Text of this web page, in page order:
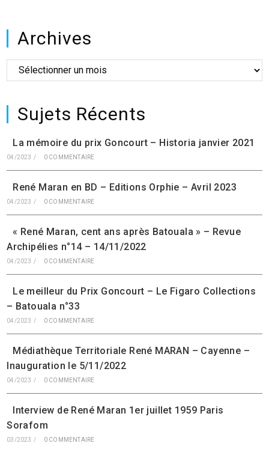
Archives
Sujets Récents
La mémoire du prix Goncourt – Historia janvier 2021
04/2023 / 0 COMMENTAIRE
René Maran en BD – Editions Orphie – Avril 2023
04/2023 / 0 COMMENTAIRE
« René Maran, cent ans après Batouala » – Revue
Archipélies n°14 – 14/11/2022
04/2023 / 0 COMMENTAIRE
Le meilleur du Prix Goncourt – Le Figaro Collections
– Batouala n°33
04/2023 / 0 COMMENTAIRE
Médiathèque Territoriale René MARAN – Cayenne –
Inauguration le 5/11/2022
04/2023 / 0 COMMENTAIRE
Interview de René Maran 1er juillet 1959 Paris
Sorafom
03/2023 / 0 COMMENTAIRE